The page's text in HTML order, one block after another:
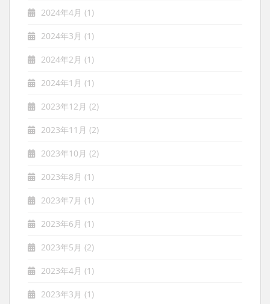
2024年4月 (1)
2024年3月 (1)
2024年2月 (1)
2024年1月 (1)
2023年12月 (2)
2023年11月 (2)
2023年10月 (2)
2023年8月 (1)
2023年7月 (1)
2023年6月 (1)
2023年5月 (2)
2023年4月 (1)
2023年3月 (1)